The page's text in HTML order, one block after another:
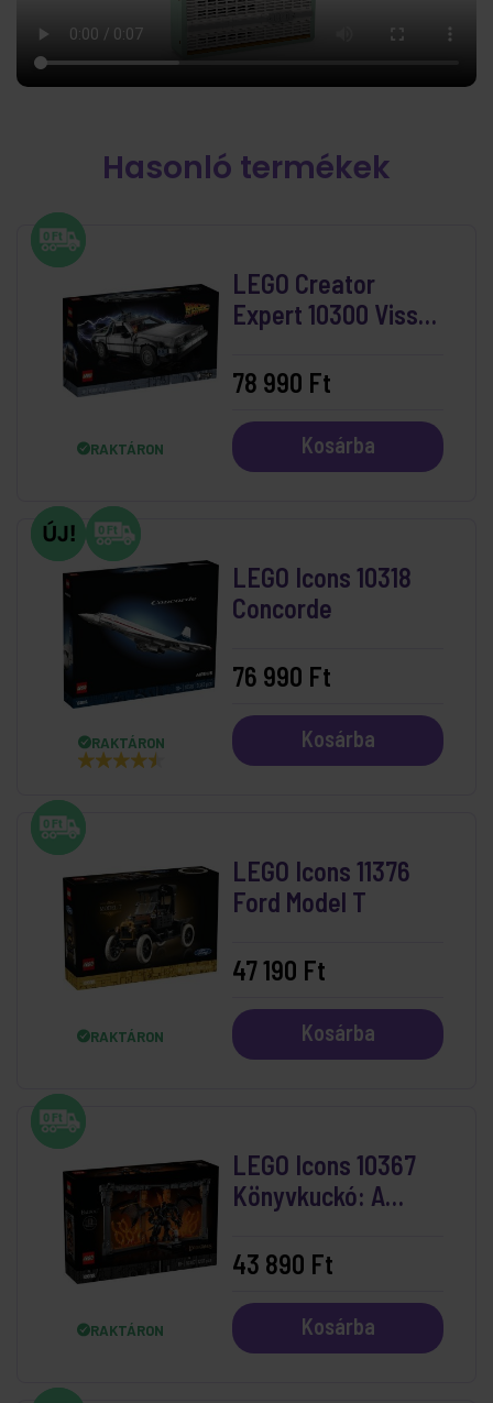
Hasonló termékek
RAKTÁRON
LEGO Creator
Expert 10300 Vissza
78 990 Ft
Kosárba
RAKTÁRON
LEGO Icons 10318
Concorde
76 990 Ft
Kosárba
RAKTÁRON
LEGO Icons 11376
Ford Model T
47 190 Ft
Kosárba
RAKTÁRON
LEGO Icons 10367
Könyvkuckó: A
43 890 Ft
Kosárba